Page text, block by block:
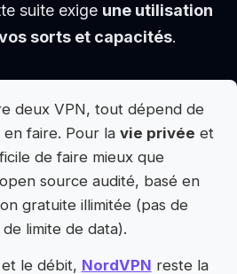
suite exige une utilisation
sorts et capacités.
deux VPN, tout dépend de
faire. Pour la vie privée et
de faire mieux que
source audité, basé en
gratuite illimitée (pas de
limite de data).
et le débit, NordVPN reste la